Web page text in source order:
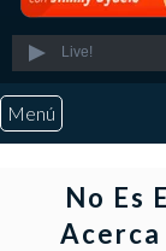
Live!
Menú
No Es
Acerca